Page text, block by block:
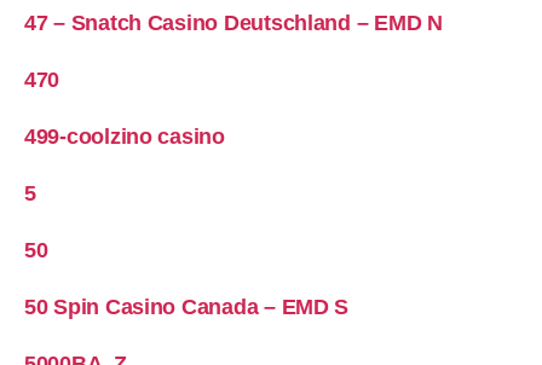
47 – Snatch Casino Deutschland – EMD N
470
499-coolzino casino
5
50
50 Spin Casino Canada – EMD S